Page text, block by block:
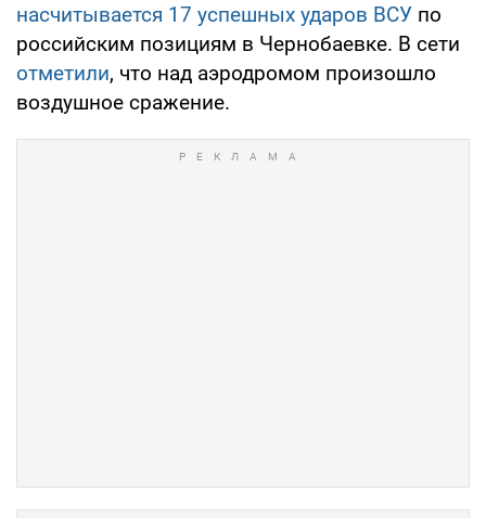
насчитывается 17 успешных ударов ВСУ по
российским позициям в Чернобаевке. В сети
отметили, что над аэродромом произошло
воздушное сражение.